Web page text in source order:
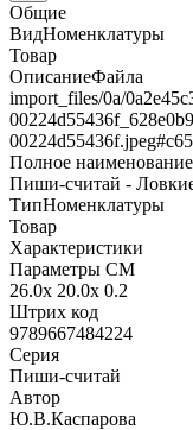
Общие
ВидНоменклатуры
Товар
ОписаниеФайла
import_files/0a/
Полное наименование
Пиши-считай -
ТипНоменклатуры
Товар
Характеристики
Параметры СМ
26.0x 20.0x 0.2
Штрих код
9789667484224
Серия
Пиши-считай
Автор
Ю.В.Каспарова